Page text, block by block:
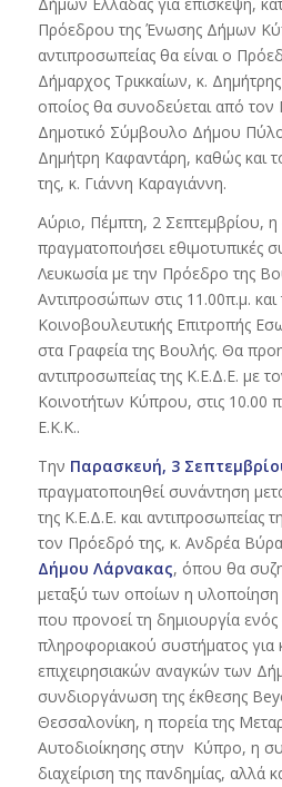
Δήμων Ελλάδας για επίσκεψη,
Πρόεδρου της Ένωσης Δήμων
αντιπροσωπείας θα είναι ο
Δήμαρχος Τρικκαίων, κ.
οποίος θα συνοδεύεται από τον
Δημοτικό Σύμβουλο Δήμου
Δημήτρη Καφαντάρη, καθώς και
της, κ. Γιάννη Καραγιάννη.
Αύριο, Πέμπτη, 2 Σεπτεμβρίου,
πραγματοποιήσει εθιμοτυπικές
Λευκωσία με την Πρόεδρο της
Αντιπροσώπων στις 11.00π.μ.
Κοινοβουλευτικής Επιτροπής
στα Γραφεία της Βουλής. Θα
αντιπροσωπείας της Κ.Ε.Δ.Ε. με
Κοινοτήτων Κύπρου, στις 10.00
Ε.Κ.Κ..
Την Παρασκευή, 3
πραγματοποιηθεί συνάντηση
της Κ.Ε.Δ.Ε. και
τον Πρόεδρό της, κ. Ανδρέα
Δήμου Λάρνακας, όπου θα
μεταξύ των οποίων η
που προνοεί τη δημιουργία
πληροφοριακού συστήματος
επιχειρησιακών αναγκών των
συνδιοργάνωση της έκθεσης
Θεσσαλονίκη, η πορεία της
Αυτοδιοίκησης στην Κύπρο, η
διαχείριση της πανδημίας, αλλά